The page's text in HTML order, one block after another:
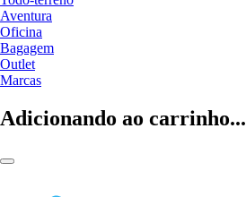
Aventura
Oficina
Bagagem
Outlet
Marcas
Adicionando ao carrinho...